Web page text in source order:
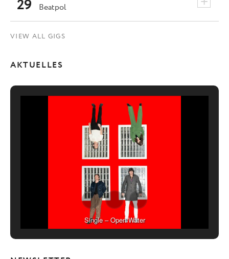
29 Beatpol
VIEW ALL GIGS
AKTUELLES
Single – Open Water